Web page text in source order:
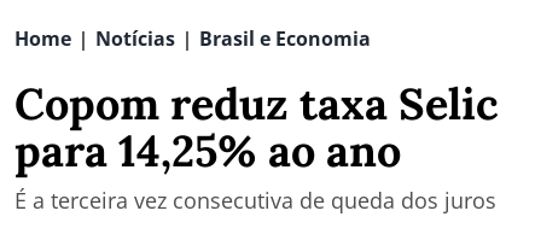
Home | Notícias | Brasil e Economia
Copom reduz taxa Selic
para 14,25% ao ano
É a terceira vez consecutiva de queda dos juros